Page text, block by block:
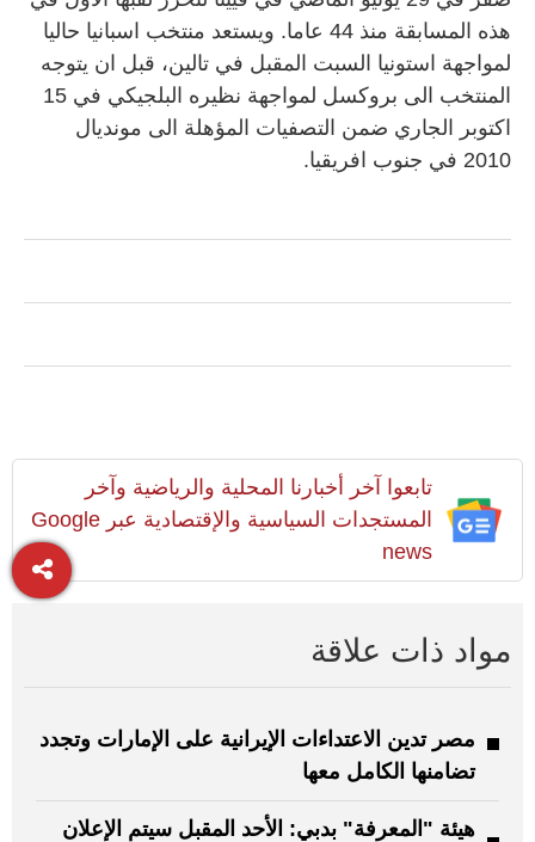
هذه المسابقة منذ 44 عاما. ويستعد منتخب اسبانيا حاليا
لمواجهة استونيا السبت المقبل في تالين، قبل ان يتوجه
المنتخب الى بروكسل لمواجهة نظيره البلجيكي في 15
اكتوبر الجاري ضمن التصفيات المؤهلة الى مونديال
2010 في جنوب افريقيا.
تابعوا آخر أخبارنا المحلية والرياضية وآخر
المستجدات السياسية والإقتصادية عبر Google
news
مواد ذات علاقة
مصر تدين الاعتداءات الإيرانية على الإمارات وتجدد
تضامنها الكامل معها
هيئة "المعرفة" بدبي: الأحد المقبل سيتم الإعلان